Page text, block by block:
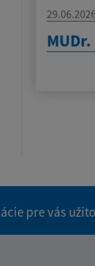
29.06.2026
pre vás